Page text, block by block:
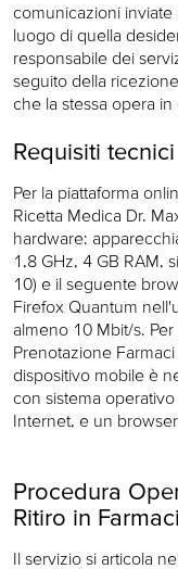
comunicazioni
luogo di quella
responsabile dei
seguito della
che la stessa opera
Requisiti
Per la piattaforma
Ricetta Medica Dr.
hardware:
1,8 GHz, 4 GB RAM,
10) e il seguente
Firefox Quantum
almeno 10 Mbit/s.
Prenotazione
dispositivo mobile è
con sistema
Internet, e un
Procedura
Ritiro in
Il servizio si articola